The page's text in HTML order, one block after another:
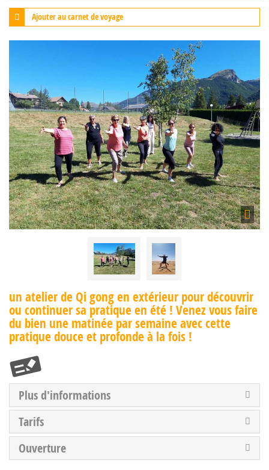
Ajouter au carnet de voyage
un atelier de Qi gong en extérieur pour découvrir
ou continuer sa pratique en été ! Venez vous faire
du bien une matinée par semaine avec cette
pratique douce et profonde à la fois !
Plus d'informations
Tarifs
Ouverture